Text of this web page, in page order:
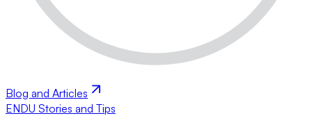
Blog and Articles
ENDU Stories and Tips